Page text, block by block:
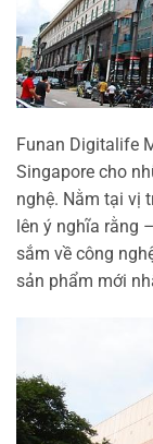
Funan Digitalife
Singapore cho
nghệ. Nằm tại vị
lên ý nghĩa rằng
sắm về công
sản phẩm mới